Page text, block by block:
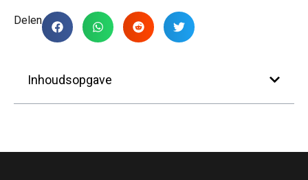
Delen
Inhoudsopgave